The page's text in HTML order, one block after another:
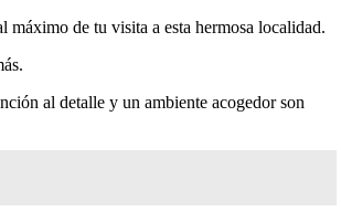
máximo de tu visita a esta hermosa localidad.
al detalle y un ambiente acogedor son